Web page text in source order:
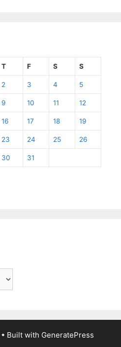
T F S S
2 3 4 5
9 10 11 12
16 17 18 19
23 24 25 26
30 31
• Built with GeneratePress